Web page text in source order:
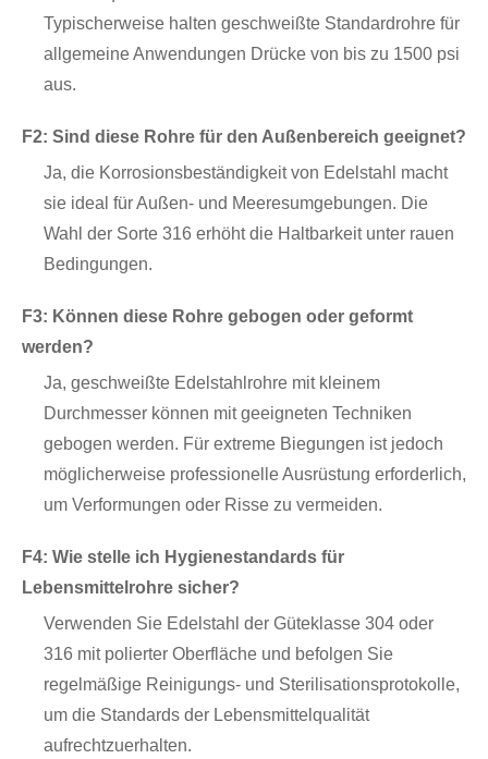
Typischerweise halten geschweißte Standardrohre für
allgemeine Anwendungen Drücke von bis zu 1500 psi
aus.
F2: Sind diese Rohre für den Außenbereich geeignet?
Ja, die Korrosionsbeständigkeit von Edelstahl macht
sie ideal für Außen- und Meeresumgebungen. Die
Wahl der Sorte 316 erhöht die Haltbarkeit unter rauen
Bedingungen.
F3: Können diese Rohre gebogen oder geformt
werden?
Ja, geschweißte Edelstahlrohre mit kleinem
Durchmesser können mit geeigneten Techniken
gebogen werden. Für extreme Biegungen ist jedoch
möglicherweise professionelle Ausrüstung erforderlich,
um Verformungen oder Risse zu vermeiden.
F4: Wie stelle ich Hygienestandards für
Lebensmittelrohre sicher?
Verwenden Sie Edelstahl der Güteklasse 304 oder
316 mit polierter Oberfläche und befolgen Sie
regelmäßige Reinigungs- und Sterilisationsprotokolle,
um die Standards der Lebensmittelqualität
aufrechtzuerhalten.